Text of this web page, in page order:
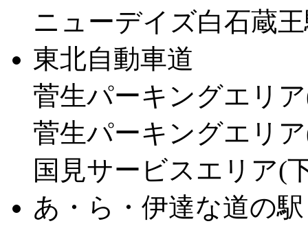
ニューデイズ白石蔵
東北自動車道
菅生パーキングエリ
菅生パーキングエリ
国見サービスエリア(
あ・ら・伊達な道の駅